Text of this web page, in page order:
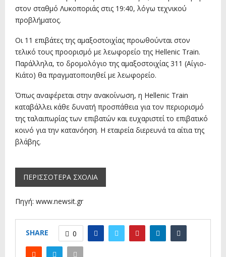
στον σταθμό Λυκοποριάς στις 19:40, λόγω τεχνικού
προβλήματος.
Οι 11 επιβάτες της αμαξοστοιχίας προωθούνται στον
τελικό τους προορισμό με λεωφορείο της Hellenic Train.
Παράλληλα, το δρομολόγιο της αμαξοστοιχίας 311 (Αίγιο-
Κιάτο) θα πραγματοποιηθεί με λεωφορείο.
Όπως αναφέρεται στην ανακοίνωση, η Hellenic Train
καταβάλλει κάθε δυνατή προσπάθεια για τον περιορισμό
της ταλαιπωρίας των επιβατών και ευχαριστεί το επιβατικό
κοινό για την κατανόηση. Η εταιρεία διερευνά τα αίτια της
βλάβης.
ΠΕΡΙΣΣΌΤΕΡΑ ΣΧΌΛΙΑ
Πηγή: www.newsit.gr
SHARE 0